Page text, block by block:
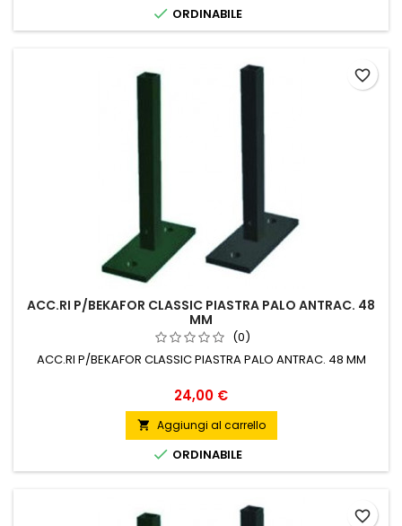
 ORDINABILE
ACC.RI P/BEKAFOR CLASSIC PIASTRA PALO ANTRAC. 48
MM
(0)
ACC.RI P/BEKAFOR CLASSIC PIASTRA PALO ANTRAC. 48 MM
Prezzo
24,00 €
 Aggiungi al carrello
 ORDINABILE
favorite_border
favorite_border